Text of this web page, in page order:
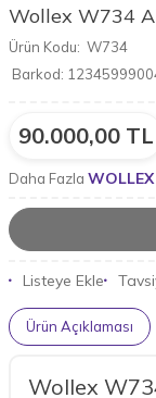
Wollex W734
Ürün Kodu: W734
Barkod:
90.000,00 TL
Daha Fazla WOLLEX
Listeye Ekle
Ürün Açıklaması
Wollex